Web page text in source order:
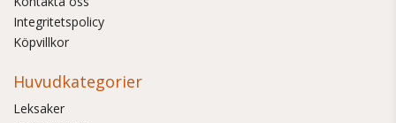
Integritetspolicy
Köpvillkor
Huvudkategorier
Leksaker